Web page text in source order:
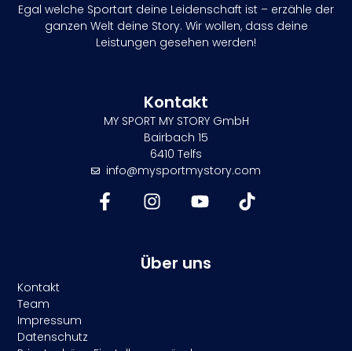
Egal welche Sportart deine Leidenschaft ist – erzähle der
ganzen Welt deine Story. Wir wollen, dass deine
Leistungen gesehen werden!
Kontakt
MY SPORT MY STORY GmbH
Bairbach 15
6410 Telfs
info@mysportmystory.com
Über uns
Kontakt
Team
Impressum
Datenschutz